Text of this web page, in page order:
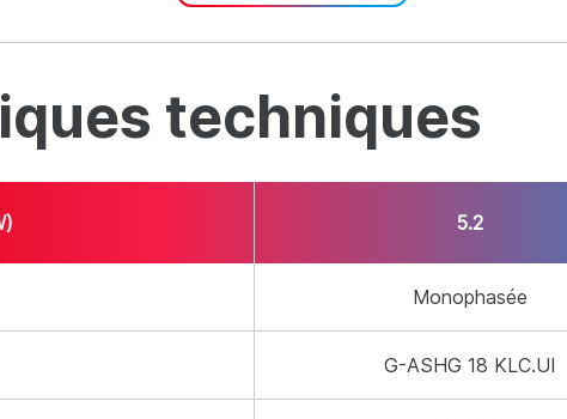
techniques
5.2
Monophasée
G-ASHG 18 KLC.UI